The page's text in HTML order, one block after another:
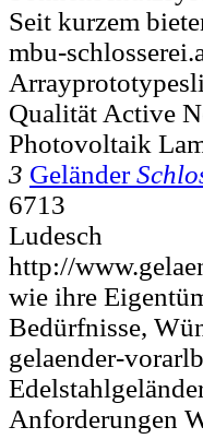
Seit kurzem
mbu-
Qualität Active
Photovoltaik
3 Geländer
6713
Ludesch
http://
wie ihre
Bedürfnisse,
gelaender-
Anforderungen